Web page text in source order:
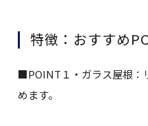
特徴：おすすめ
■POINT１・ガラス屋根：
めます。